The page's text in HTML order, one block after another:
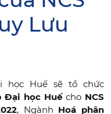
Lưu
học Huế sẽ tổ chức
Đại học Huếcho NCS
, Ngành Hoá phân